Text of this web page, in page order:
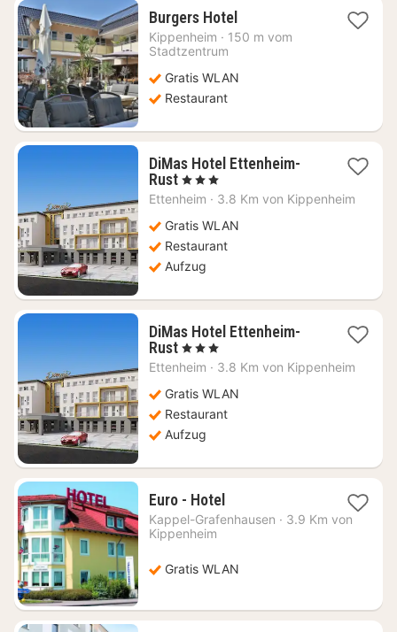
Burgers Hotel1
Nacht
€
Kippenheim · 150 m vom
Stadtzentrum
Gratis WLAN
Restaurant
DiMas Hotel Ettenheim-
Rust1
Nacht
145,05
€
, 3 Sterne
Ettenheim · 3.8 Km von Kippenheim
Gratis WLAN
Restaurant
Aufzug
DiMas Hotel Ettenheim-
Rust1
Nacht
138,71
€
, 3 Sterne
Ettenheim · 3.8 Km von Kippenheim
Gratis WLAN
Restaurant
Aufzug
Euro - Hotel1
Nacht
€
Kappel-Grafenhausen · 3.9 Km von
Kippenheim
Gratis WLAN